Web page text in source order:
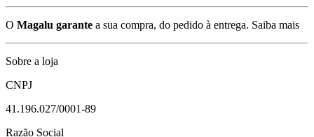
O Magalu garante a sua compra, do pedido à entrega. Saiba mais
Sobre a loja
CNPJ
41.196.027/0001-89
Razão Social